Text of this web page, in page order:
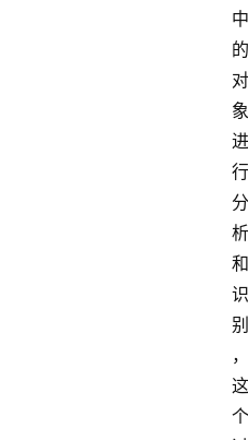
中
的
对
象
进
行
分
析
和
识
别
，
这
个